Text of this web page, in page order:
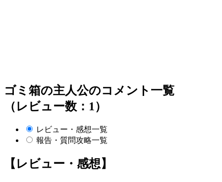
ゴミ箱の主人公のコメント一覧
（レビュー数：1）
レビュー・感想一覧
報告・質問攻略一覧
【レビュー・感想】